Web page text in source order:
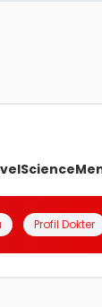
Science
Profil Dokter